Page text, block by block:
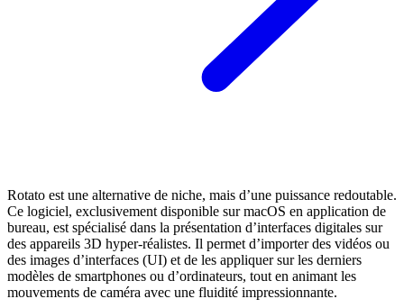
Rotato est une alternative de niche, mais d’une puissance redoutable.
Ce logiciel, exclusivement disponible sur macOS en application de
bureau, est spécialisé dans la présentation d’interfaces digitales sur
des appareils 3D hyper-réalistes. Il permet d’importer des vidéos ou
des images d’interfaces (UI) et de les appliquer sur les derniers
modèles de smartphones ou d’ordinateurs, tout en animant les
mouvements de caméra avec une fluidité impressionnante.